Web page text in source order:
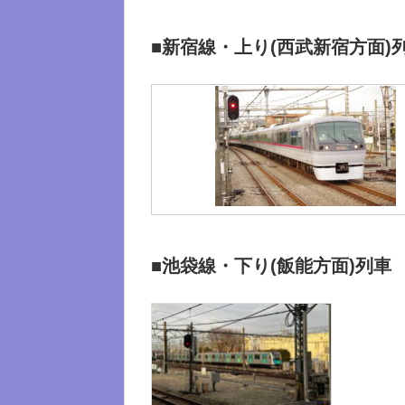
■新宿線・上り(西武新宿方面)
■池袋線・下り(飯能方面)列車